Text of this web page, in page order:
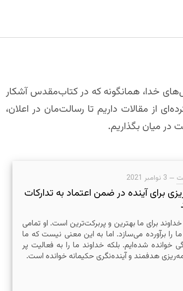
خدا، همانگونه که در کتاب‌مقدس آشکار
از مقالات داریم تا رسالت‌مان در اعلان،
در میان بگذاریم.
— 3 نوامبر 2021
برای آینده در ضمن اعتماد به تدارکات
خداوند برای ما بهترین و پربرکت‌ترین است. او تمامی
ما را برآورده می‌سازد. اما به این معنی نیست که ما
خوانده شده‌ایم. بلکه خداوند ما را به فعالیت پر
هدفمند و آینده‌نگری حکیمانه خوانده است.